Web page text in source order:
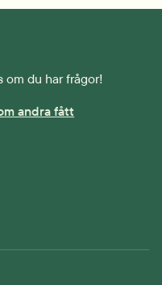
om du har frågor!
andra fått